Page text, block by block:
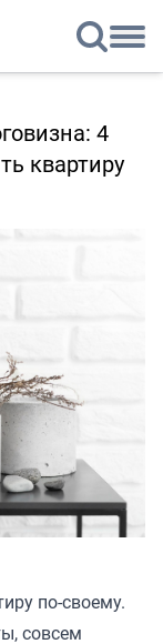
4
квартиру
по-своему.
совсем